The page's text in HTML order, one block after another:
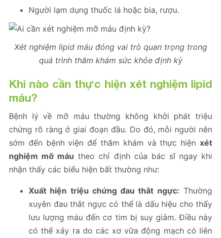
Người lạm dụng thuốc lá hoặc bia, rượu.
Xét nghiệm lipid máu đóng vai trò quan trọng trong
quá trình thăm khám sức khỏe định kỳ
Khi nào cần thực hiện xét nghiệm lipid
máu?
Bệnh lý về mỡ máu thường không khởi phát triệu
chứng rõ ràng ở giai đoạn đầu. Do đó, mỗi người nên
sớm đến bệnh viện để thăm khám và thực hiện xét
nghiệm mỡ máu theo chỉ định của bác sĩ ngay khi
nhận thấy các biểu hiện bất thường như:
Xuất hiện triệu chứng đau thắt ngực: Thường
xuyên đau thắt ngực có thể là dấu hiệu cho thấy
lưu lượng máu đến cơ tim bị suy giảm. Điều này
có thể xảy ra do các xơ vữa động mạch có liên